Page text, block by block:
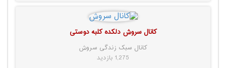
کانال سروش دلکده کلبه دوستی
کانال سبک زندگی سروش
1,275 بازدید